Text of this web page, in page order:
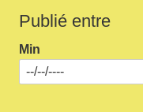
Publié entre
Min